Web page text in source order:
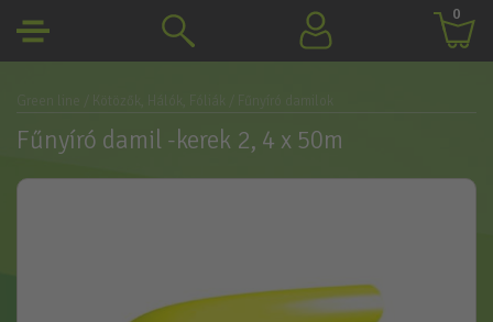
0
Fűnyíró damil -kerek 2, 4 x 50m